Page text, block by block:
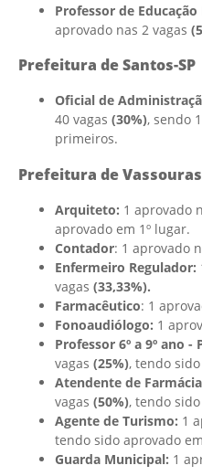
Professor de
aprovado nas 2 vagas
Prefeitura de Santos-SP
Oficial de
40 vagas (30%), sendo
primeiros.
Prefeitura de
Arquiteto: 1 aprovado
aprovado em 1º lugar.
Contador: 1 aprovado
Enfermeiro Regulador:
vagas (33,33%).
Farmacêutico: 1
Fonoaudiólogo: 1
Professor 6º a 9º ano -
vagas (25%), tendo
Atendente de
vagas (50%), tendo
Agente de Turismo: 1
tendo sido aprovado
Guarda Municipal: 1